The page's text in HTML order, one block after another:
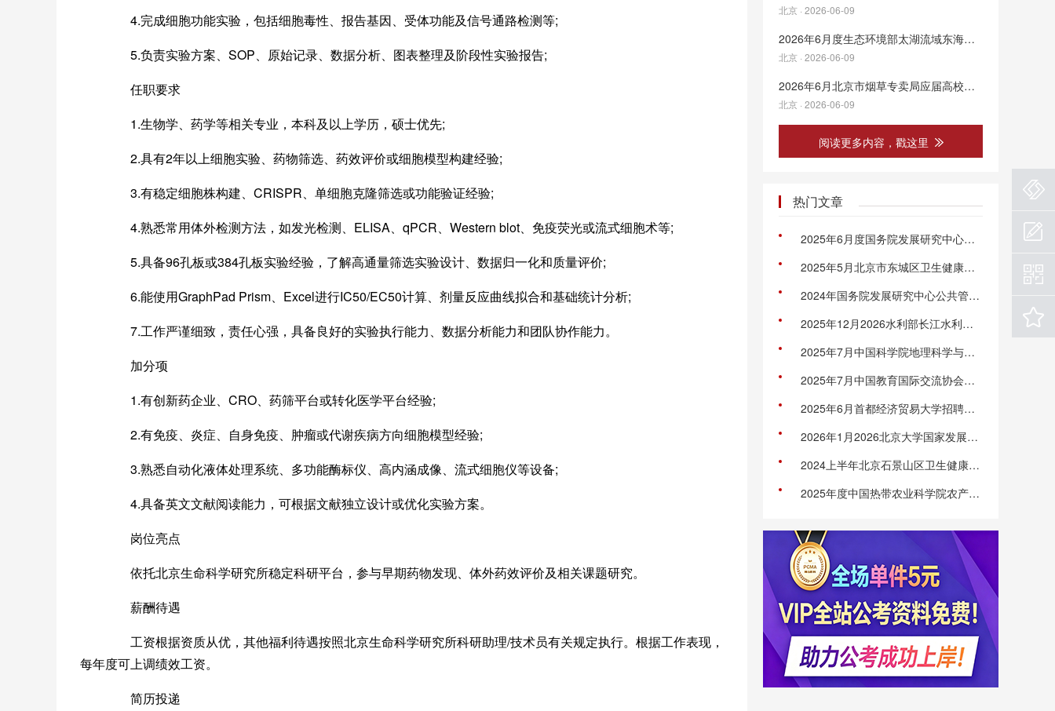
4.完成细胞功能实验，包括细胞毒性、报告基因、受体功能及信号通路检测等;
5.负责实验方案、SOP、原始记录、数据分析、图表整理及阶段性实验报告;
任职要求
1.生物学、药学等相关专业，本科及以上学历，硕士优先;
2.具有2年以上细胞实验、药物筛选、药效评价或细胞模型构建经验;
3.有稳定细胞株构建、CRISPR、单细胞克隆筛选或功能验证经验;
4.熟悉常用体外检测方法，如发光检测、ELISA、qPCR、Western blot、免疫荧光或流式细胞术等;
5.具备96孔板或384孔板实验经验，了解高通量筛选实验设计、数据归一化和质量评价;
6.能使用GraphPad Prism、Excel进行IC50/EC50计算、剂量反应曲线拟合和基础统计分析;
7.工作严谨细致，责任心强，具备良好的实验执行能力、数据分析能力和团队协作能力。
加分项
1.有创新药企业、CRO、药筛平台或转化医学平台经验;
2.有免疫、炎症、自身免疫、肿瘤或代谢疾病方向细胞模型经验;
3.熟悉自动化液体处理系统、多功能酶标仪、高内涵成像、流式细胞仪等设备;
4.具备英文文献阅读能力，可根据文献独立设计或优化实验方案。
岗位亮点
依托北京生命科学研究所稳定科研平台，参与早期药物发现、体外药效评价及相关课题研究。
薪酬待遇
工资根据资质从优，其他福利待遇按照北京生命科学研究所科研助理/技术员有关规定执行。根据工作表现，
每年度可上调绩效工资。
简历投递
北京 · 2026-06-09
2026年6月度生态环境部太湖流域东海海域生态环境监督管理局生态环境监测与科学研究中心面向社会招聘工作人员公告
北京 · 2026-06-09
2026年6月北京市烟草专卖局应届高校毕业生招聘公告
北京 · 2026-06-09
阅读更多内容，戳这里
热门文章
2025年6月度国务院发展研究中心有关直属事业单位第二轮招聘工作人员公告
2025年5月北京市东城区卫生健康委所属事业单位第一次招聘公告
2024年国务院发展研究中心公共管理与人力资源研究所招聘公告
2025年12月2026水利部长江水利委员会事业单位招聘87人公告（第二批）
2025年7月中国科学院地理科学与资源研究所人事管理人员招聘1人公告
2025年7月中国教育国际交流协会秘书处招聘4人公告（非事业编制）
2025年6月首都经济贸易大学招聘公告
2026年1月2026北京大学国家发展研究院招聘劳动合同制工作人员1人公告
2024上半年北京石景山区卫生健康委所属事业单位招聘公告
2025年度中国热带农业科学院农产品加工研究所第一批招聘工作人员公告（第1号）（30人）